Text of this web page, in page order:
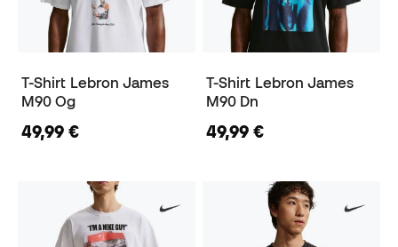
T-Shirt Lebron James
M90 Og
49,99 €
T-Shirt Lebron James
M90 Dn
49,99 €